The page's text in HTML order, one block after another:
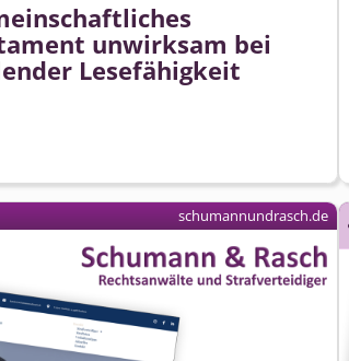
unwirksam bei
Lesefähigkeit
schumannundrasch.de